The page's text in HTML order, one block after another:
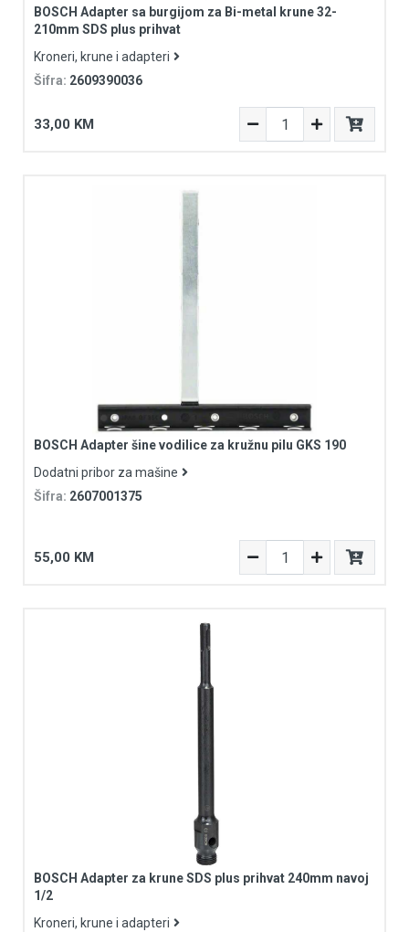
BOSCH Adapter sa burgijom za Bi-metal krune 32-
210mm SDS plus prihvat
Kroneri, krune i adapteri
Šifra: 2609390036
33,00 KM
BOSCH Adapter šine vodilice za kružnu pilu GKS 190
Dodatni pribor za mašine
Šifra: 2607001375
55,00 KM
BOSCH Adapter za krune SDS plus prihvat 240mm navoj
1/2
Kroneri, krune i adapteri